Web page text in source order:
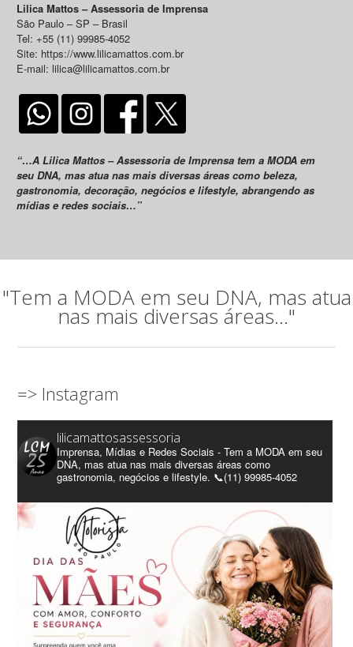
Lilica Mattos – Assessoria de Imprensa
São Paulo – SP – Brasil
Tel: +55 (11) 99985-4052
Site: https://www.lilicamattos.com.br
E-mail: lilica@lilicamattos.com.br
“…A Lilica Mattos – Assessoria de Imprensa tem a MODA em
seu DNA, mas atua nas mais diversas áreas como beleza,
gastronomia, decoração, negócios e lifestyle, abrangendo as
mídias e redes sociais…”
"Tem a MODA em seu DNA, mas atua
nas mais diversas áreas..."
=> Instagram
lilicamattosassessoria
Imprensa, Mídias e Redes Sociais - Tem a MODA em seu
DNA, mas atua nas mais diversas áreas como
gastronomia, negócios e lifestyle. 📞(11) 99985-4052